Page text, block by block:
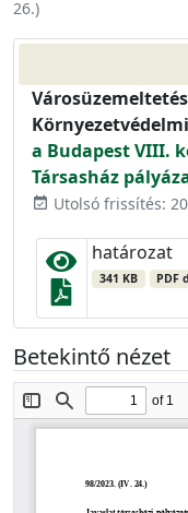
26.)
a Budapest VIII.
Társasház
event_available Utolsó frissítés:
határozat
341 KB PDF
Betekintő nézet